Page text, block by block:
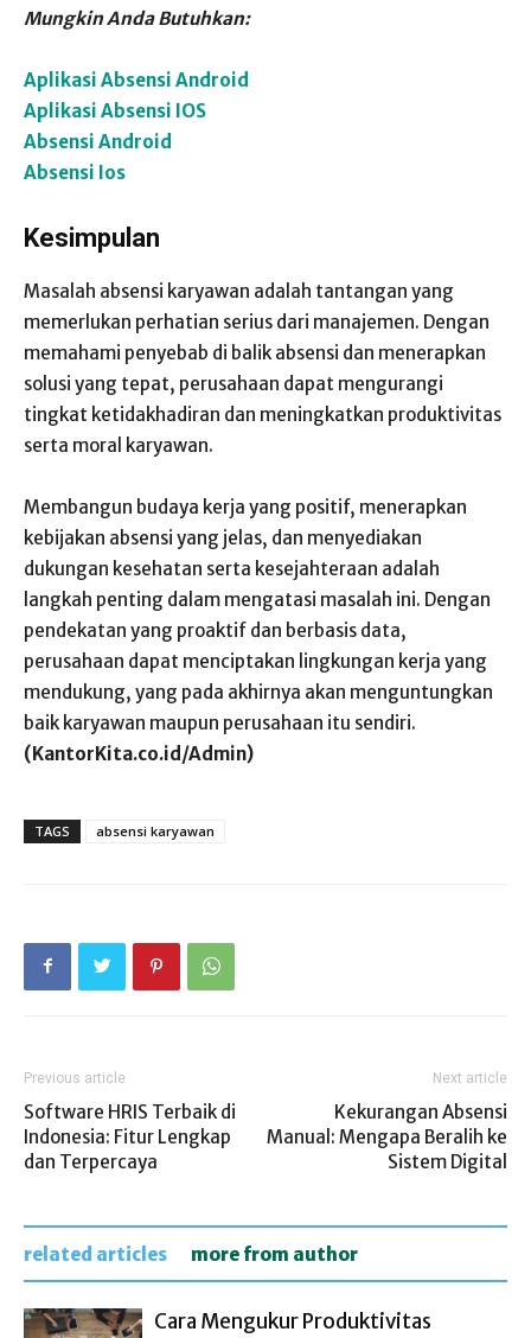
Mungkin Anda Butuhkan:
Aplikasi Absensi Android
Aplikasi Absensi IOS
Absensi Android
Absensi Ios
Kesimpulan
Masalah absensi karyawan adalah tantangan yang
memerlukan perhatian serius dari manajemen. Dengan
memahami penyebab di balik absensi dan menerapkan
solusi yang tepat, perusahaan dapat mengurangi
tingkat ketidakhadiran dan meningkatkan produktivitas
serta moral karyawan.
Membangun budaya kerja yang positif, menerapkan
kebijakan absensi yang jelas, dan menyediakan
dukungan kesehatan serta kesejahteraan adalah
langkah penting dalam mengatasi masalah ini. Dengan
pendekatan yang proaktif dan berbasis data,
perusahaan dapat menciptakan lingkungan kerja yang
mendukung, yang pada akhirnya akan menguntungkan
baik karyawan maupun perusahaan itu sendiri.
(KantorKita.co.id/Admin)
TAGS absensi karyawan
Previous article
Software HRIS Terbaik di
Indonesia: Fitur Lengkap
dan Terpercaya
Next article
Kekurangan Absensi
Manual: Mengapa Beralih ke
Sistem Digital
related articles more from author
Cara Mengukur Produktivitas